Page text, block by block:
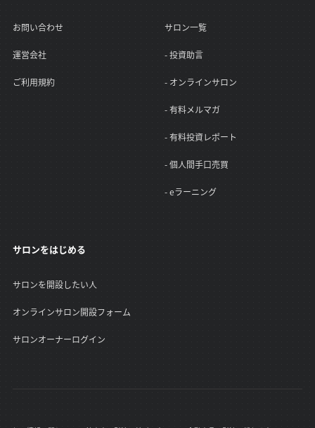
お問い合わせ
運営会社
ご利用規約
サロン一覧
- 投資助言
- オンラインサロン
- 有料メルマガ
- 有料投資レポート
- 個人間手口売買
- eラーニング
サロンをはじめる
サロンを開設したい人
オンラインサロン開設フォーム
サロンオーナーログイン